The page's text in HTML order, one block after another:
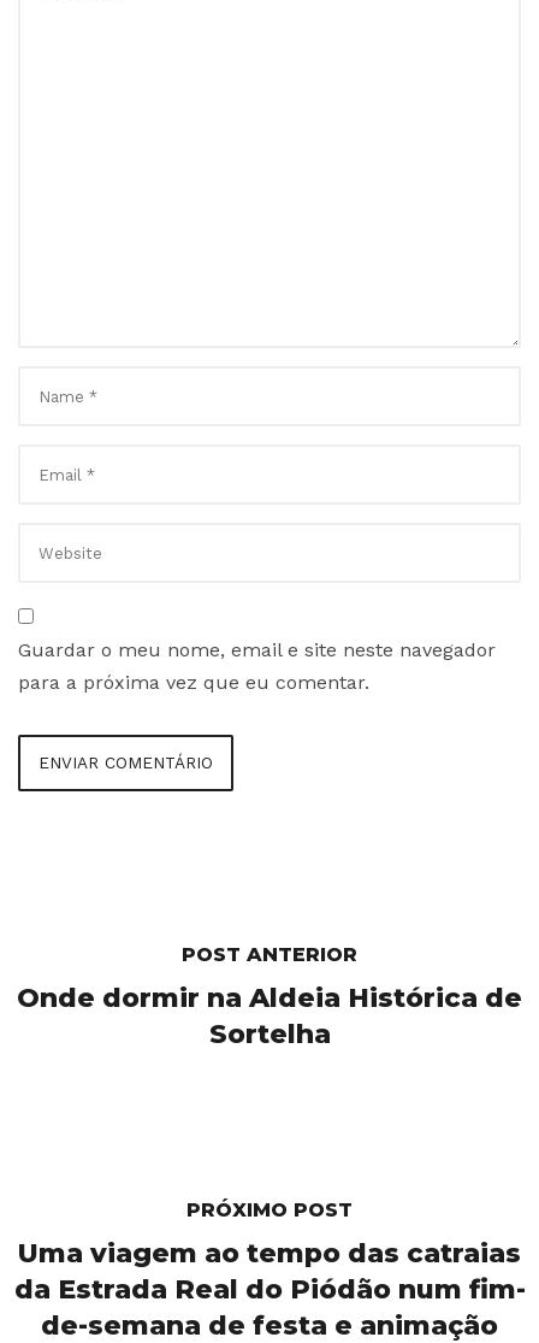
Guardar o meu nome, email e site neste navegador
para a próxima vez que eu comentar.
POST ANTERIOR
Onde dormir na Aldeia Histórica de
Sortelha
PRÓXIMO POST
Uma viagem ao tempo das catraias
da Estrada Real do Piódão num fim-
de-semana de festa e animação